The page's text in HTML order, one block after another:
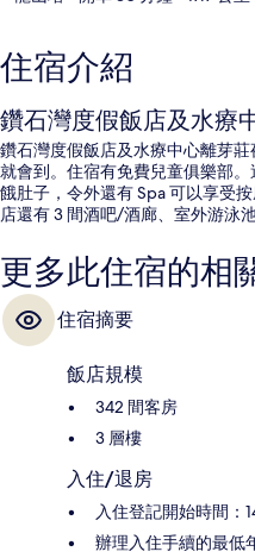
住宿介紹
鑽石灣度假飯店及水療
鑽石灣度假飯店及水療中心離芽
就會到。住宿有免費兒童俱樂部
餓肚子，令外還有 Spa 可以享受
店還有 3 間酒吧/酒廊、室外游泳
更多此住宿的相
住宿摘要
飯店規模
342 間客房
3 層樓
入住/退房
入住登記開始時間
辦理入住手續的最低